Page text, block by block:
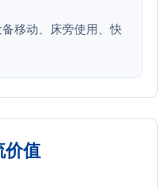
移动、床旁使用、快
价值